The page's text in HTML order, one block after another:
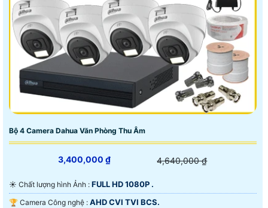
Bộ 4 Camera Dahua Văn Phòng Thu Âm
3,400,000 ₫ 4,640,000 ₫
☀️ Chất lượng hình Ảnh : FULL HD 1080P .
🏆 Camera Công nghệ : AHD CVI TVI BCS.